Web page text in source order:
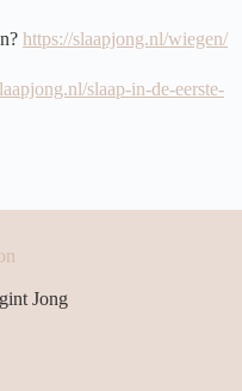
https://slaapjong.nl/wiegen/
slaap-in-de-eerste-
Jong